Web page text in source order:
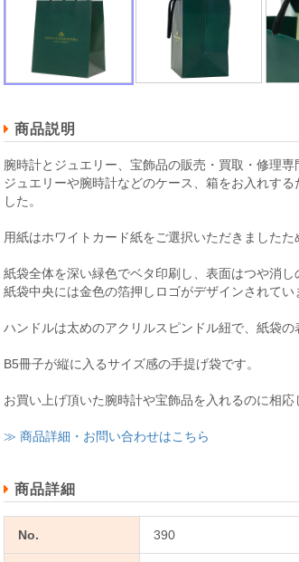
商品説明
腕時計とジュエリー、宝飾品の販売・買取・修理
ジュエリーや腕時計などのケース、箱をお入れす
した。
用紙はホワイトカード紙をご選択いただきました
紙袋全体を深い緑色でベタ印刷し、表面はつや消し
紙袋中央には金色の箔押しロゴがデザインされてい
ハンドルは太めのアクリルスピンドル紐で、紙袋
B5冊子が縦に入るサイズ感の手提げ袋です。
お買い上げ頂いた腕時計や宝飾品を入れるのに相
≫ 商品詳細・お問い合わせはこちら
商品詳細
No. 390